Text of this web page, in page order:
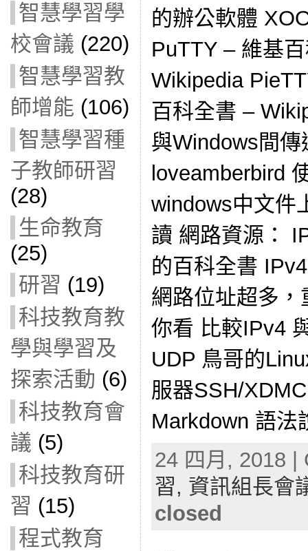
智慧學習學
校會議 (220)
智慧學習教
師增能 (106)
智慧學習種
子教師研習
(28)
生命教育
(25)
研習 (19)
科技教育教
學與學習及
探索活動 (6)
科技教育會
議 (5)
科技教育研
習 (15)
程式教育
的辦公軟體
PuTTY – 維基
Wikipedia
百科全書 –
與Windows間
loveamberbird
windows中文件
讀 網路資源：
的百科全書
網路位址超多
你看 比較IPv4
UDP 鳥哥的
服器SSH/
Markdown 語
24 四月, 2018
習, 資訊組長會
closed